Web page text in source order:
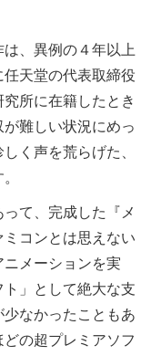
、異例の４年以上
天堂の代表取締役
究所に在籍したとき
難しい状況にめっ
く声を荒らげた、
て、完成した『メ
コンとは思えない
メーションを実
」として絶大な支
なかったこともあ
の超プレミアソフ